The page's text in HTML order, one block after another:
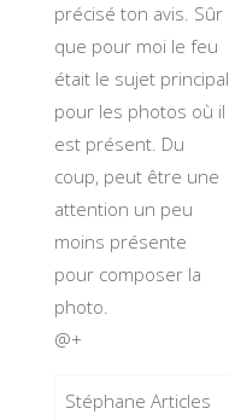
précisé ton avis. Sûr
que pour moi le feu
était le sujet principal
pour les photos où il
est présent. Du
coup, peut être une
attention un peu
moins présente
pour composer la
photo.
@+
Stéphane Articles